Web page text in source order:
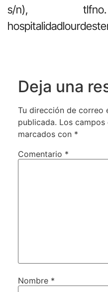
s/n), tlfno.
Deja una
Tu dirección de correo
publicada. Los
marcados con *
Comentario *
Nombre *